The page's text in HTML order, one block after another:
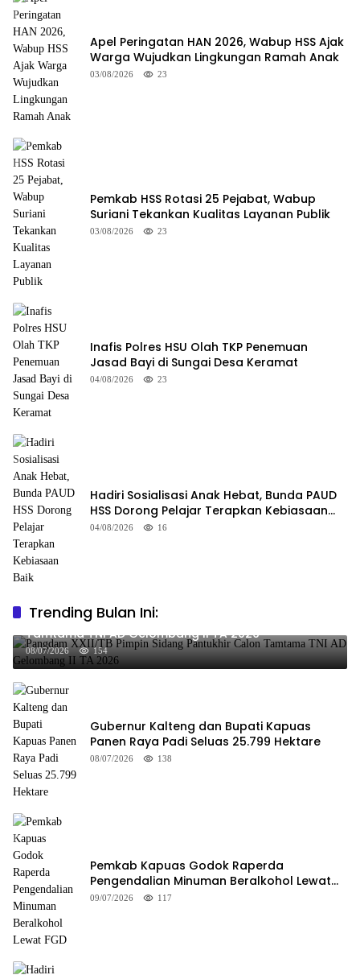
Apel Peringatan HAN 2026, Wabup HSS Ajak
Warga Wujudkan Lingkungan Ramah Anak
03/08/2026 23
Pemkab HSS Rotasi 25 Pejabat, Wabup
Suriani Tekankan Kualitas Layanan Publik
03/08/2026 23
Inafis Polres HSU Olah TKP Penemuan
Jasad Bayi di Sungai Desa Keramat
04/08/2026 23
Hadiri Sosialisasi Anak Hebat, Bunda PAUD
HSS Dorong Pelajar Terapkan Kebiasaan
Baik
04/08/2026 16
Trending Bulan Ini:
Pangdam XXII/TB Pimpin Sidang Pantukhir Calon
Tamtama TNI AD Gelombang II TA 2026
08/07/2026 154
Gubernur Kalteng dan Bupati Kapuas
Panen Raya Padi Seluas 25.799 Hektare
08/07/2026 138
Pemkab Kapuas Godok Raperda
Pengendalian Minuman Beralkohol Lewat
FGD
09/07/2026 117